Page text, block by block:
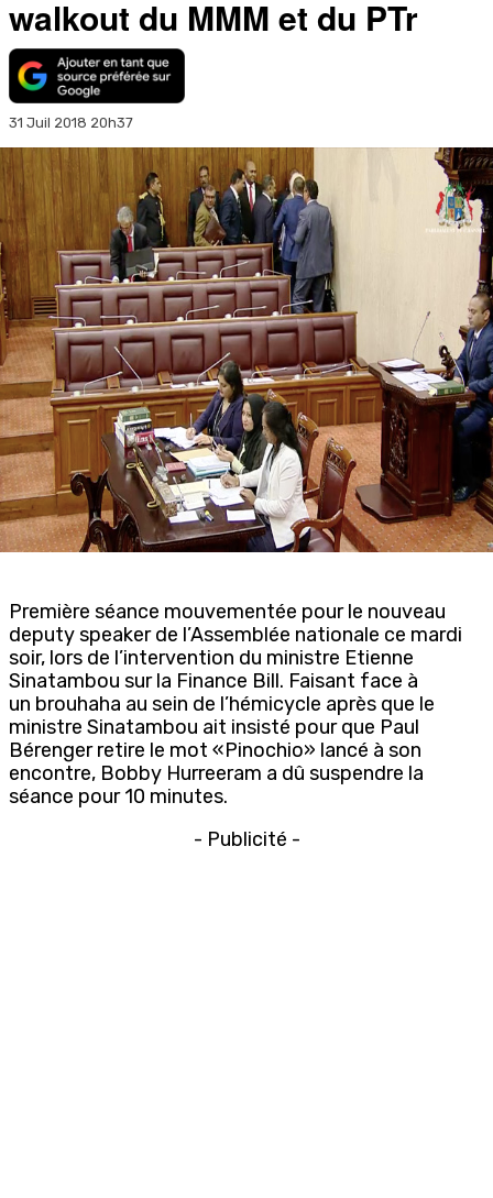
walkout du MMM et du PTr
31 Juil 2018 20h37
Première séance mouvementée pour le nouveau
deputy speaker de l’Assemblée nationale ce mardi
soir, lors de l’intervention du ministre Etienne
Sinatambou sur la Finance Bill. Faisant face à
un brouhaha au sein de l’hémicycle après que le
ministre Sinatambou ait insisté pour que Paul
Bérenger retire le mot «Pinochio» lancé à son
encontre, Bobby Hurreeram a dû suspendre la
séance pour 10 minutes.
- Publicité -